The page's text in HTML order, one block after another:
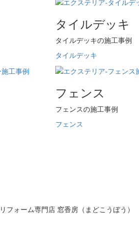
タイルデッキ
タイルデッキの施工事例
タイルデッキ
フェンス
フェンスの施工事例
フェンス